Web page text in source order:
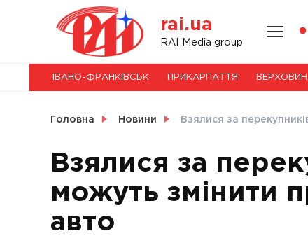
rai.ua
RAI Media group
НОВИНИ
СВІТ
УКРАЇНА
ІВАНО-ФРАНКІВСЬК ПРИКАРПАТТЯ
Головна Новини Взялися за
Взялися за
можуть змінити
авто